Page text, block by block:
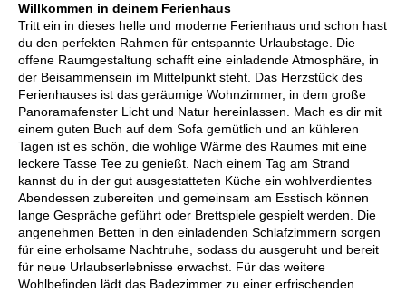
Willkommen in deinem Ferienhaus
Tritt ein in dieses helle und moderne Ferienhaus und schon hast
du den perfekten Rahmen für entspannte Urlaubstage. Die
offene Raumgestaltung schafft eine einladende Atmosphäre, in
der Beisammensein im Mittelpunkt steht. Das Herzstück des
Ferienhauses ist das geräumige Wohnzimmer, in dem große
Panoramafenster Licht und Natur hereinlassen. Mach es dir mit
einem guten Buch auf dem Sofa gemütlich und an kühleren
Tagen ist es schön, die wohlige Wärme des Raumes mit eine
leckere Tasse Tee zu genießt. Nach einem Tag am Strand
kannst du in der gut ausgestatteten Küche ein wohlverdientes
Abendessen zubereiten und gemeinsam am Esstisch können
lange Gespräche geführt oder Brettspiele gespielt werden. Die
angenehmen Betten in den einladenden Schlafzimmern sorgen
für eine erholsame Nachtruhe, sodass du ausgeruht und bereit
für neue Urlaubserlebnisse erwachst. Für das weitere
Wohlbefinden lädt das Badezimmer zu einer erfrischenden